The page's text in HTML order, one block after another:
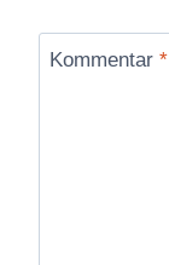
Kommentar *